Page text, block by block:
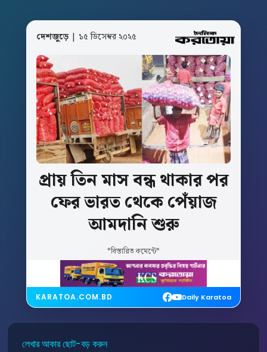
দেশজুড়ে| ১৫ ডিসেম্বর ২০২৫
প্রায়তিনমাসবন্ধথাকারপর
ফেরভারতথেকেপেঁয়াজ
আমদানিশুরু
*বিস্তারিত কমেন্টে*
KARATOA.COM.BD Daily Karatoa
লেখার আকার ছোট-বড় করুন